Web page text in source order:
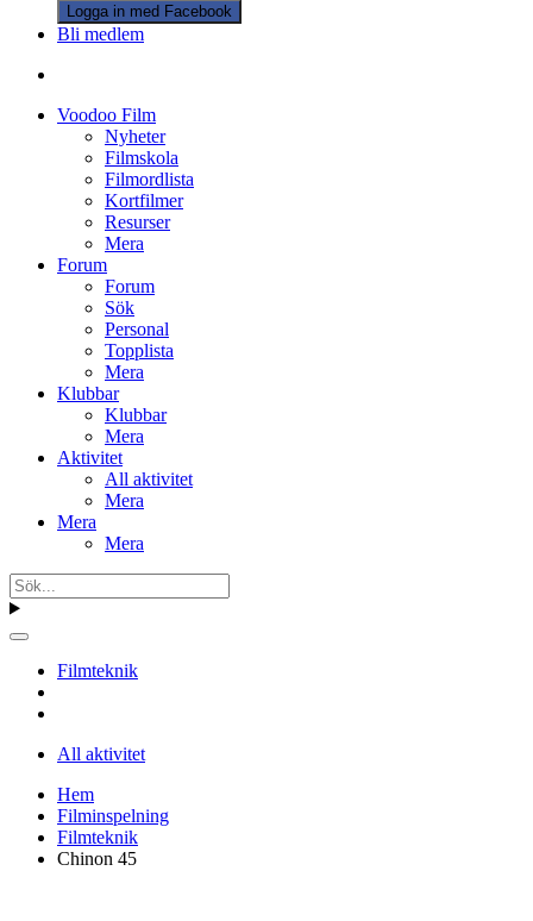
Logga in med Facebook
Bli medlem
Voodoo Film
Nyheter
Filmskola
Filmordlista
Kortfilmer
Resurser
Mera
Forum
Forum
Sök
Personal
Topplista
Mera
Klubbar
Klubbar
Mera
Aktivitet
All aktivitet
Mera
Mera
Mera
Filmteknik
All aktivitet
Hem
Filminspelning
Filmteknik
Chinon 45